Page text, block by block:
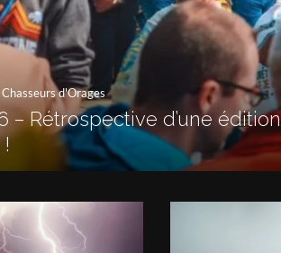
Chasseurs d'Orages
– Rétrospective d’une
!